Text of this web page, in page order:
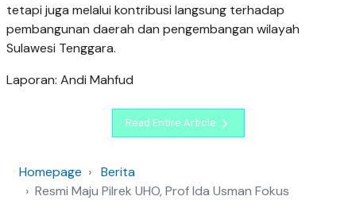
tetapi juga melalui kontribusi langsung terhadap
pembangunan daerah dan pengembangan wilayah
Sulawesi Tenggara.
Laporan: Andi Mahfud
Read Entire Article
Homepage
Berita
Resmi Maju Pilrek UHO, Prof Ida Usman Fokus